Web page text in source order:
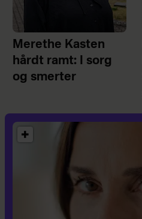
Merethe Kasten
hårdt ramt: I sorg
og smerter